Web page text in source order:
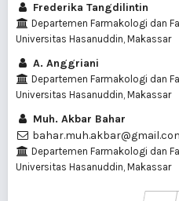
Frederika Tangdilintin
Departemen Farmakologi dan
Universitas Hasanuddin, Makassar
A. Anggriani
Departemen Farmakologi dan
Universitas Hasanuddin, Makassar
Muh. Akbar Bahar
Departemen Farmakologi dan
Universitas Hasanuddin, Makassar